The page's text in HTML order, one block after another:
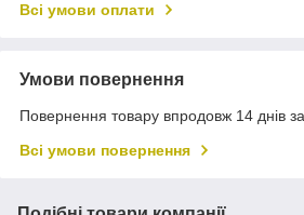
Всі умови оплати
Умови повернення
Повернення товару впродовж 14 днів
Всі умови повернення